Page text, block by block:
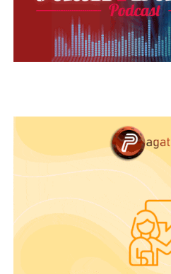
Una forma de controlar
los parlantes de tu
tu voz y tu música son
música a través de
volumen. Eso es lo que
escuchar en este caso.
Otra cosa que causa
usas un computador
cada pulsación de tecla
«sordo» audible. La